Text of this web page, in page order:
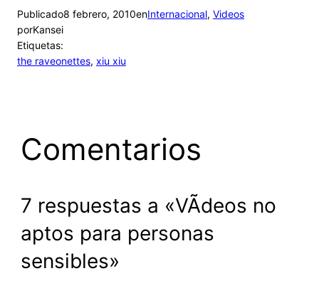
Publicado8 febrero, 2010enInternacional, Videos
porKansei
Etiquetas:
the raveonettes, xiu xiu
Comentarios
7 respuestas a «VÃ­deos no
aptos para personas
sensibles»